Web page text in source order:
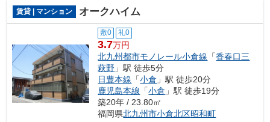
賃貸 | マンション オークハイム
敷0 礼0
3.7万円
北九州都市モノレール小倉線 「香春口三
萩野 」駅 徒歩5分
日豊本線 「小倉 」駅 徒歩20分
鹿児島本線 「小倉 」駅 徒歩19分
築20年 / 23.80㎡
福岡県北九州市小倉北区昭和町